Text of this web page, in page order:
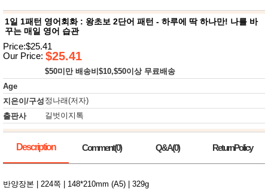
뷰
티
스킨케
어
메이크
업
헤어케
어/염색
어/향수
남성화
장품
미용제
품
전
활가전
전
1일 1패턴 영어회화 : 왕초보 2단어 패턴 - 하루에 딱 하나만! 나를 바
꾸는 매일 영어 습관
Price:$25.41
Our Price: $25.41
$50미만 배송비$10,$50이상 무료배송
Age
지은이/구성 정나래(저자)
출판사
길벗이지톡
Description Comment(0) Q&A(0) ReturnPolicy
반양장본 | 224쪽 | 148*210mm (A5) | 329g